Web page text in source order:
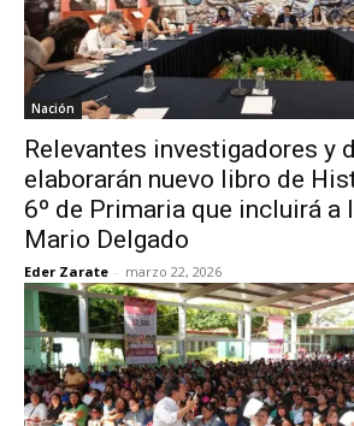
Nación
Relevantes investigadores y
elaborarán nuevo libro de
6º de Primaria que incluirá a
Mario Delgado
Eder Zarate - marzo 22, 2026